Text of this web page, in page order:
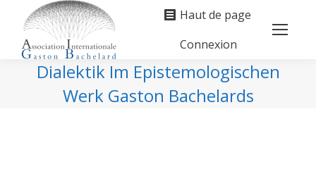
Haut de page
Connexion
Dialektik Im Epistemologischen
Werk Gaston Bachelards